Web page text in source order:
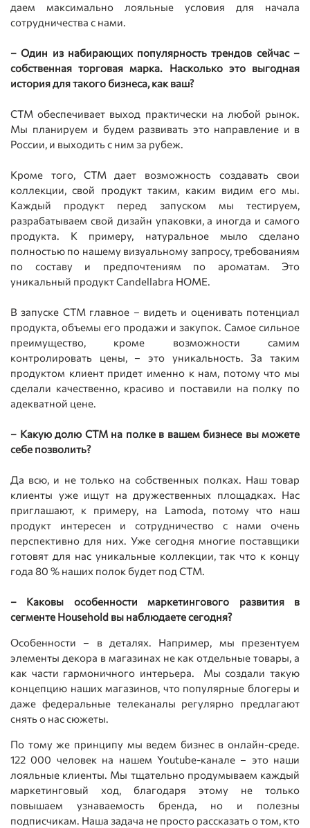
даем максимально лояльные условия для начала
сотрудничества с нами.
– Один из набирающих популярность трендов сейчас –
собственная торговая марка. Насколько это выгодная
история для такого бизнеса, как ваш?
СТМ обеспечивает выход практически на любой рынок.
Мы планируем и будем развивать это направление и в
России, и выходить с ним за рубеж.
Кроме того, СТМ дает возможность создавать свои
коллекции, свой продукт таким, каким видим его мы.
Каждый продукт перед запуском мы тестируем,
разрабатываем свой дизайн упаковки, а иногда и самого
продукта. К примеру, натуральное мыло сделано
полностью по нашему визуальному запросу, требованиям
по составу и предпочтениям по ароматам. Это
уникальный продукт Candellabra HOME.
В запуске СТМ главное – видеть и оценивать потенциал
продукта, объемы его продажи и закупок. Самое сильное
преимущество, кроме возможности самим
контролировать цены, – это уникальность. За таким
продуктом клиент придет именно к нам, потому что мы
сделали качественно, красиво и поставили на полку по
адекватной цене.
– Какую долю СТМ на полке в вашем бизнесе вы можете
себе позволить?
Да всю, и не только на собственных полках. Наш товар
клиенты уже ищут на дружественных площадках. Нас
приглашают, к примеру, на Lamoda, потому что наш
продукт интересен и сотрудничество с нами очень
перспективно для них. Уже сегодня многие поставщики
готовят для нас уникальные коллекции, так что к концу
года 80 % наших полок будет под СТМ.
– Каковы особенности маркетингового развития в
сегменте Household вы наблюдаете сегодня?
Особенности – в деталях. Например, мы презентуем
элементы декора в магазинах не как отдельные товары, а
как части гармоничного интерьера. Мы создали такую
концепцию наших магазинов, что популярные блогеры и
даже федеральные телеканалы регулярно предлагают
снять о нас сюжеты.
По тому же принципу мы ведем бизнес в онлайн-среде.
122 000 человек на нашем Youtube-канале – это наши
лояльные клиенты. Мы тщательно продумываем каждый
маркетинговый ход, благодаря этому не только
повышаем узнаваемость бренда, но и полезны
подписчикам. Наша задача не просто рассказать о том, кто